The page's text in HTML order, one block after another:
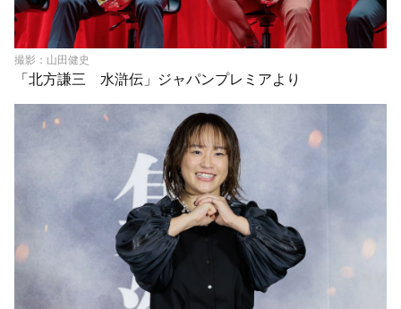
撮影：山田健史
「北方謙三 水滸伝」ジャパンプレミアより